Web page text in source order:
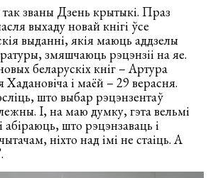
званы Дзень крытыкі. Праз
выхаду новай кнігі ўсе
выданні, якія маюць аддзелы
змяшчаюць рэцэнзіі на яе.
беларускіх кніг – Артура
і маёй – 29 верасня.
што выбар рэцэнзентаў
І, на маю думку, гэта вельмі
што рэцэнзаваць і
ніхто над імі не стаіць. А